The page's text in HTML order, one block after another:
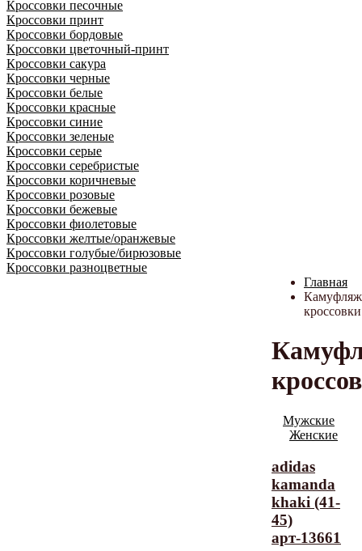
Кроссовки песочные
Кроссовки принт
Кроссовки бордовые
Кроссовки цветочный-принт
Кроссовки сакура
Кроссовки черные
Кроссовки белые
Кроссовки красные
Кроссовки синие
Кроссовки зеленые
Кроссовки серые
Кроссовки серебристые
Кроссовки коричневые
Кроссовки розовые
Кроссовки бежевые
Кроссовки фиолетовые
Кроссовки желтые/оранжевые
Кроссовки голубые/бирюзовые
Кроссовки разноцветные
Главная
кроссовки
Мужские
Женские
adidas
kamanda
khaki (41-
45)
арт-13661